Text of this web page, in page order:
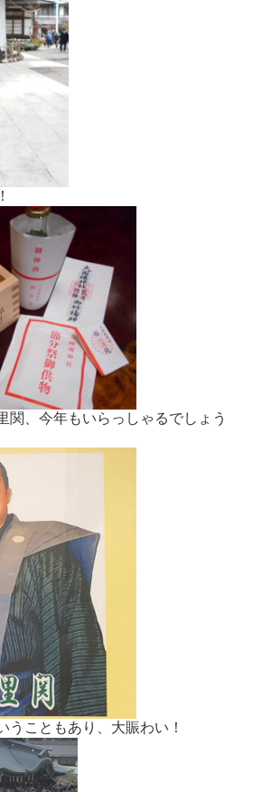
関、今年もいらっしゃるでしょう
うこともあり、大賑わい！